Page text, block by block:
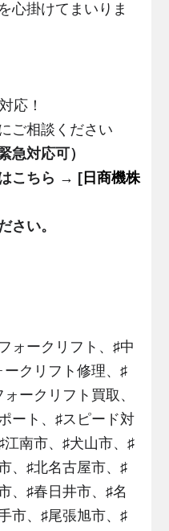
心掛けてまいりま
応！
ご相談ください
急対応可）
こちら → [日商機株
さい。
ォークリフト、♯中
クリフト修理、♯
ークリフト買取、
ート、♯スピード対
南市、♯犬山市、♯
、♯北名古屋市、♯
、♯春日井市、♯名
市、♯尾張旭市、♯